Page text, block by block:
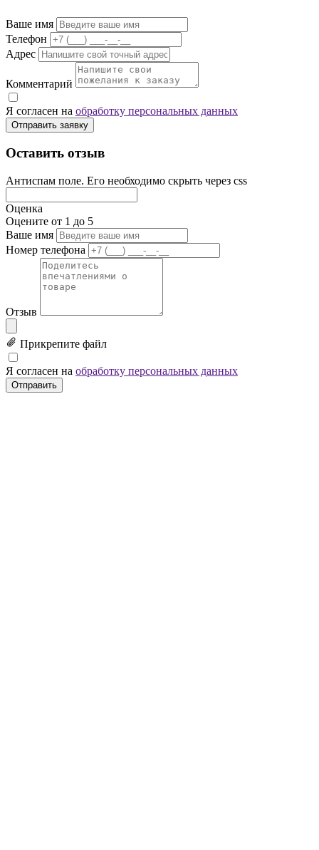
Ваше имя
Телефон
Адрес
Комментарий
Я согласен на обработку персональных данных
Отправить заявку
Оставить отзыв
Антиспам поле. Его необходимо скрыть через css
Оценка
Оцените от 1 до 5
Ваше имя
Номер телефона
Отзыв
Прикрепите файл
Я согласен на обработку персональных данных